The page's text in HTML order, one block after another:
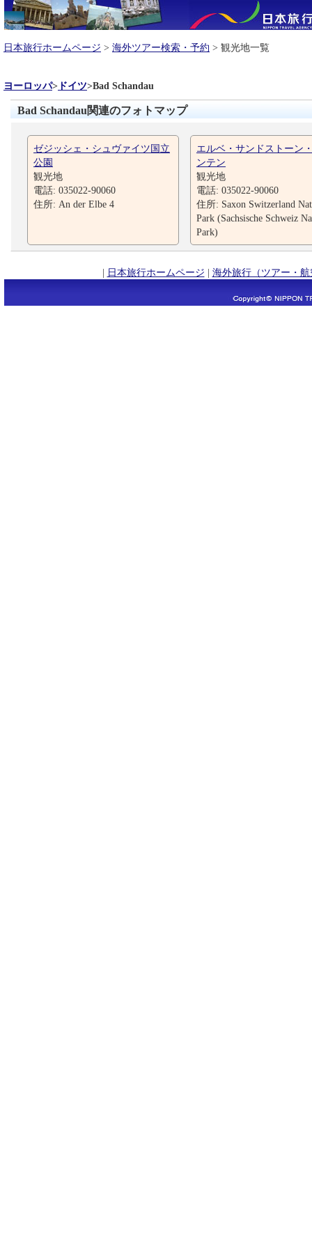
日本旅行ホームページ > 海外ツアー検索・予約 > 観光地一覧
ヨーロッパ> ドイツ>Bad Schandau
Bad Schandau関連のフォトマップ
ゼジッシェ・シュヴァイツ国立
公園
観光地
電話: 035022-90060
住所: An der Elbe 4
エルベ・サンドストーン
ンテン
観光地
電話: 035022-90060
住所: Saxon Switzerland
Park (Sachsische Schweiz
Park)
| 日本旅行ホームページ | 海外旅行（ツアー・航